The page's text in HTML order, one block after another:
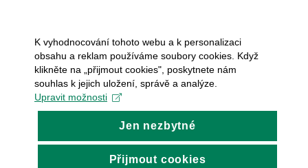
K vyhodnocování tohoto webu a k personalizaci
obsahu a reklam používáme soubory cookies. Když
klikněte na „přijmout cookies", poskytnete nám
souhlas k jejich uložení, správě a analýze.
Upravit možnosti
Jen nezbytné
Přijmout cookies